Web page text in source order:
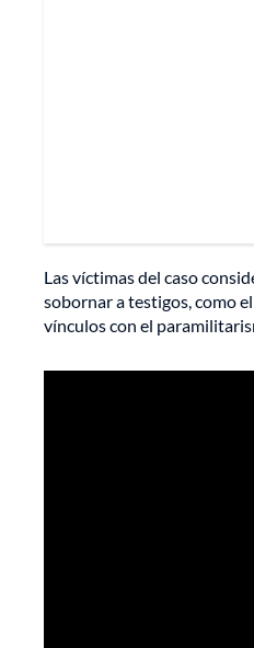
Las víctimas del caso
sobornar a testigos, como
vínculos con el